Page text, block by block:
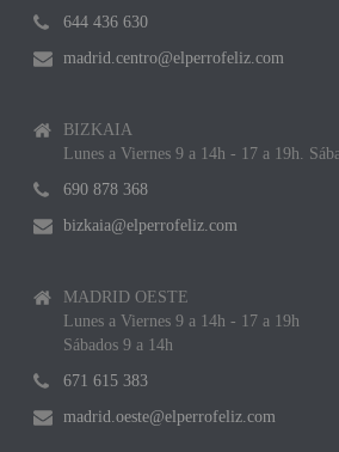
644 436 630
madrid.centro@elperrofeliz.com
BIZKAIA
Lunes a Viernes 9 a 14h - 17 a 19h.
690 878 368
bizkaia@elperrofeliz.com
MADRID OESTE
Lunes a Viernes 9 a 14h - 17 a 19h
Sábados 9 a 14h
671 615 383
madrid.oeste@elperrofeliz.com